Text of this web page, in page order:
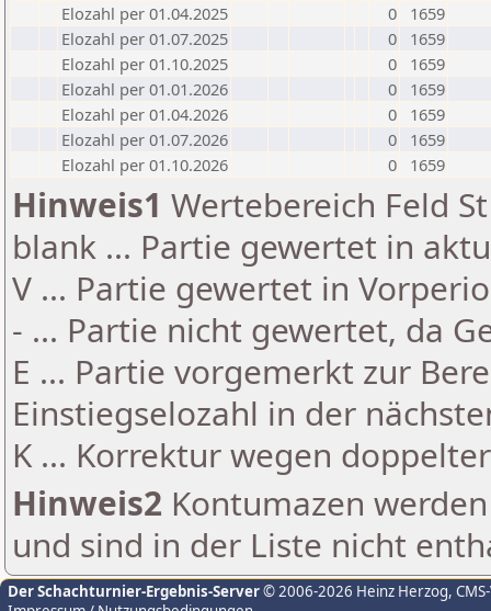
Elozahl per 01.04.2025
0
1659
Elozahl per 01.07.2025
0
1659
Elozahl per 01.10.2025
0
1659
Elozahl per 01.01.2026
0
1659
Elozahl per 01.04.2026
0
1659
Elozahl per 01.07.2026
0
1659
Elozahl per 01.10.2026
0 1659
Hinweis1 Wertebereich Feld
blank ... Partie gewertet in
V ... Partie gewertet in
- ... Partie nicht gewertet, da
E ... Partie vorgemerkt zur
Einstiegselozahl in der
K ... Korrektur wegen
Hinweis2 Kontumazen
und sind in der Liste nicht
Der Schachturnier-Ergebnis-Server© 2006-2026 Heinz Herzog,